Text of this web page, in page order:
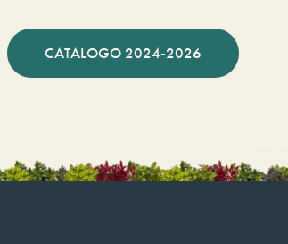
CATALOGO 2024-2026